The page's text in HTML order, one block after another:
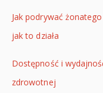
Jak podrywać
jak to działa
Dostępność i
zdrowotnej